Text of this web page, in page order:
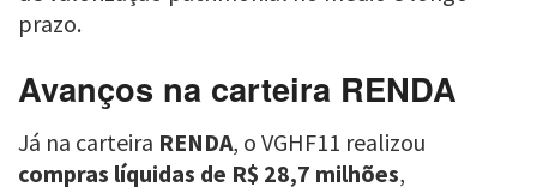
prazo.
Avanços na carteira RENDA
Já na carteira RENDA, o VGHF11 realizou
compras líquidas de R$ 28,7 milhões,